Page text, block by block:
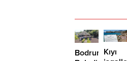
Bodrum Kıyı